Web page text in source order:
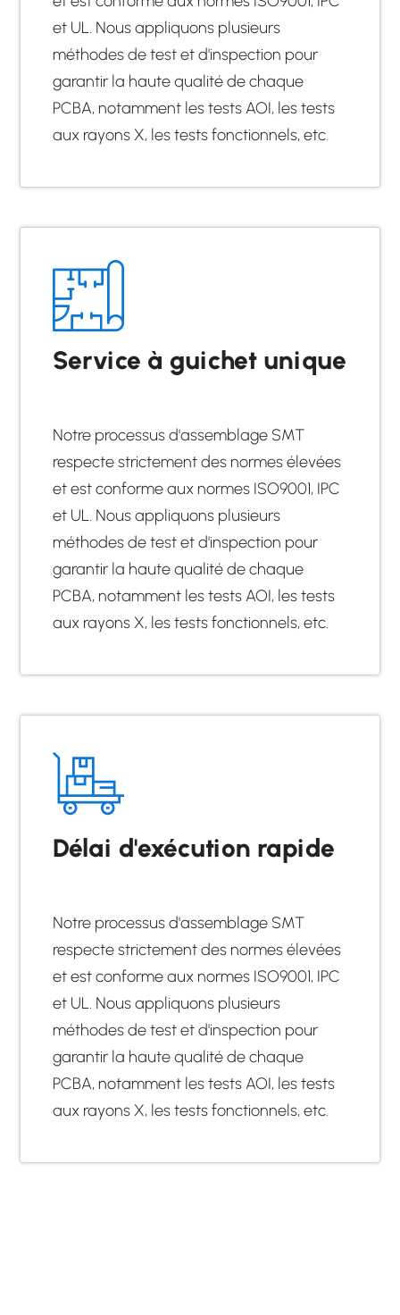
et UL. Nous appliquons plusieurs
méthodes de test et d'inspection pour
garantir la haute qualité de chaque
PCBA, notamment les tests AOI, les tests
aux rayons X, les tests fonctionnels, etc.
Service à guichet unique
Notre processus d'assemblage SMT
respecte strictement des normes élevées
et est conforme aux normes ISO9001, IPC
et UL. Nous appliquons plusieurs
méthodes de test et d'inspection pour
garantir la haute qualité de chaque
PCBA, notamment les tests AOI, les tests
aux rayons X, les tests fonctionnels, etc.
Délai d'exécution rapide
Notre processus d'assemblage SMT
respecte strictement des normes élevées
et est conforme aux normes ISO9001, IPC
et UL. Nous appliquons plusieurs
méthodes de test et d'inspection pour
garantir la haute qualité de chaque
PCBA, notamment les tests AOI, les tests
aux rayons X, les tests fonctionnels, etc.